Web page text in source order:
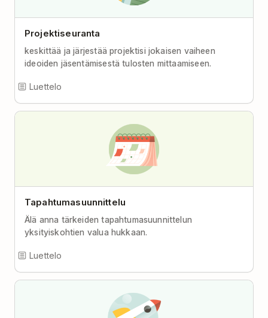
Projektiseuranta
keskittää ja järjestää projektisi jokaisen vaiheen
ideoiden jäsentämisestä tulosten mittaamiseen.
Luettelo
Tapahtumasuunnittelu
Älä anna tärkeiden tapahtumasuunnittelun
yksityiskohtien valua hukkaan.
Luettelo